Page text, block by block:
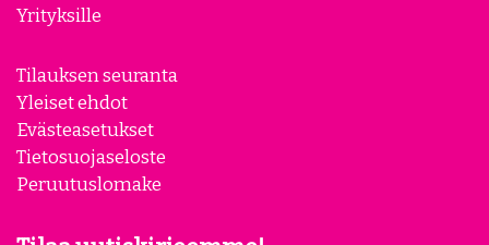
Yrityksille
Tilauksen seuranta
Yleiset ehdot
Evästeasetukset
Tietosuojaseloste
Peruutuslomake